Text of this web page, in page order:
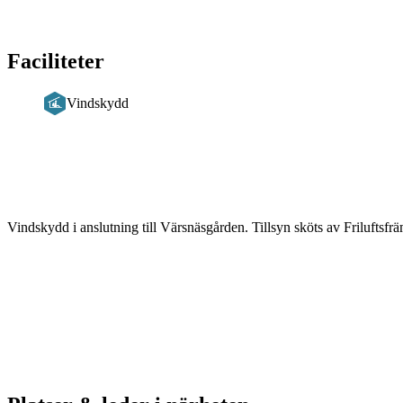
Faciliteter
Vindskydd
Vindskydd i anslutning till Värsnäsgården. Tillsyn sköts av